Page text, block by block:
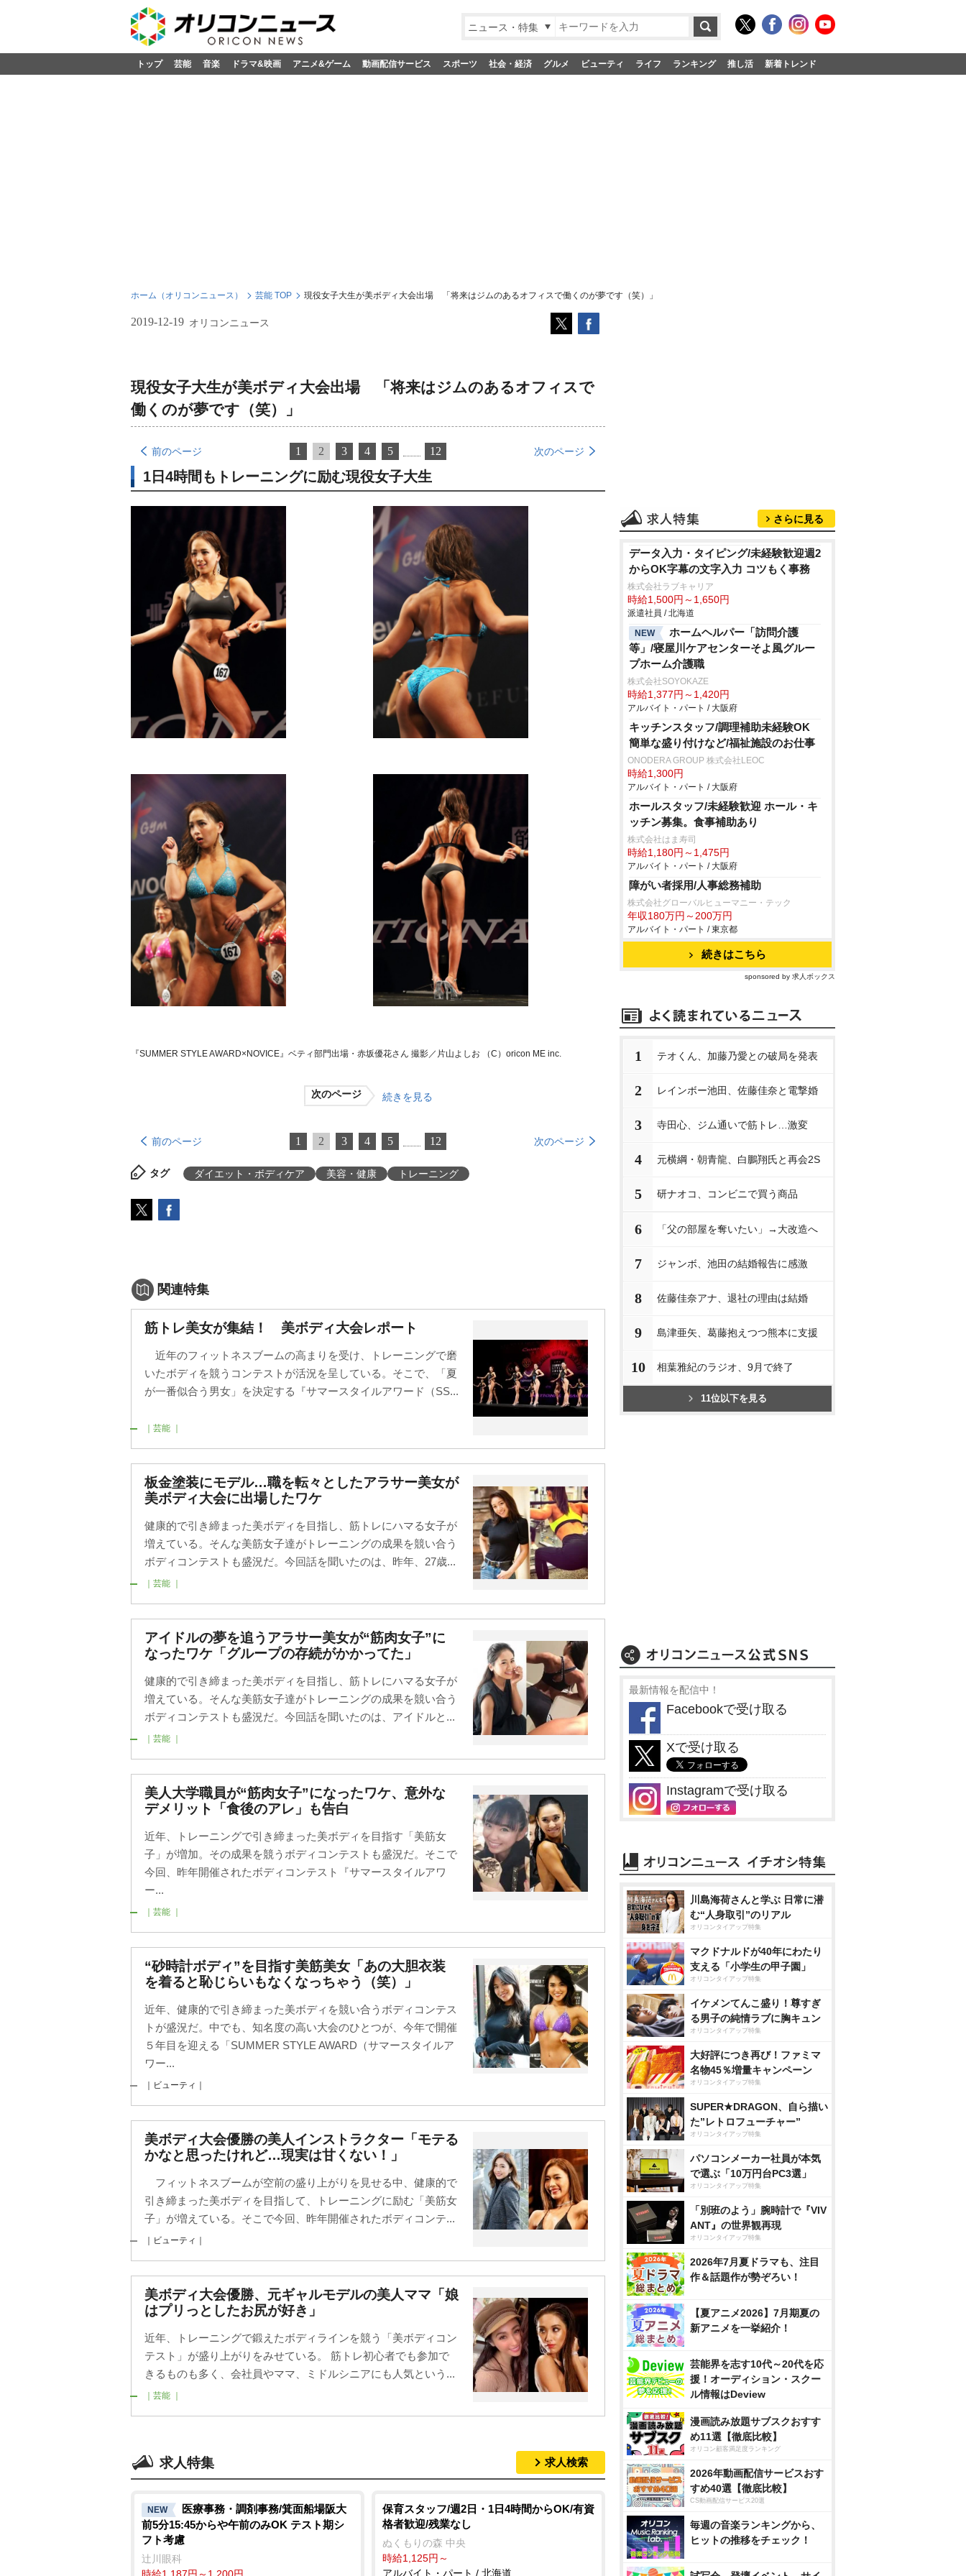
ニュース・特集
トップ 芸能 音楽 ドラマ&映画 アニメ&ゲーム 動画配信サービス スポーツ 社会・経済 グルメ ビューティ ライフ ランキング 推し活 新着トレンド
ホーム（オリコンニュース） 芸能 TOP 現役女子大生が美ボディ大会出場 「将来はジムのあるオフィスで働くのが夢です（笑）」
2019-12-19 オリコンニュース
現役女子大生が美ボディ大会出場 「将来はジムのあるオフィスで
働くのが夢です（笑）」
前のページ 1 2 3 4 5 12 次のページ
1日4時間もトレーニングに励む現役女子大生
『SUMMER STYLE AWARD×NOVICE』ベティ部門出場・赤坂優花さん 撮影／片山よしお （C）oricon ME inc.
次のページ 続きを見る
前のページ 1 2 3 4 5 12 次のページ
タグ ダイエット・ボディケア 美容・健康 トレーニング
関連特集
筋トレ美女が集結！ 美ボディ大会レポート
近年のフィットネスブームの高まりを受け、トレーニングで磨
いたボディを競うコンテストが活況を呈している。そこで、「夏
が一番似合う男女」を決定する『サマースタイルアワード（SS...
｜芸能 ｜
板金塗装にモデル…職を転々としたアラサー美女が
美ボディ大会に出場したワケ
健康的で引き締まった美ボディを目指し、筋トレにハマる女子が
増えている。そんな美筋女子達がトレーニングの成果を競い合う
ボディコンテストも盛況だ。今回話を聞いたのは、昨年、27歳...
｜芸能 ｜
アイドルの夢を追うアラサー美女が“筋肉女子”に
なったワケ「グループの存続がかかってた」
健康的で引き締まった美ボディを目指し、筋トレにハマる女子が
増えている。そんな美筋女子達がトレーニングの成果を競い合う
ボディコンテストも盛況だ。今回話を聞いたのは、アイドルと...
｜芸能 ｜
美人大学職員が“筋肉女子”になったワケ、意外な
デメリット「食後のアレ」も告白
近年、トレーニングで引き締まった美ボディを目指す「美筋女
子」が増加。その成果を競うボディコンテストも盛況だ。そこで
今回、昨年開催されたボディコンテスト『サマースタイルアワ
ー...
｜芸能 ｜
“砂時計ボディ”を目指す美筋美女「あの大胆衣装
を着ると恥じらいもなくなっちゃう（笑）」
近年、健康的で引き締まった美ボディを競い合うボディコンテス
トが盛況だ。中でも、知名度の高い大会のひとつが、今年で開催
５年目を迎える「SUMMER STYLE AWARD（サマースタイルア
ワー...
｜ビューティ｜
美ボディ大会優勝の美人インストラクター「モテる
かなと思ったけれど…現実は甘くない！」
フィットネスブームが空前の盛り上がりを見せる中、健康的で
引き締まった美ボディを目指して、トレーニングに励む「美筋女
子」が増えている。そこで今回、昨年開催されたボディコンテ...
｜ビューティ｜
美ボディ大会優勝、元ギャルモデルの美人ママ「娘
はプリっとしたお尻が好き」
近年、トレーニングで鍛えたボディラインを競う「美ボディコン
テスト」が盛り上がりをみせている。 筋トレ初心者でも参加で
きるものも多く、会社員やママ、ミドルシニアにも人気という...
｜芸能 ｜
求人特集 求人検索
NEW
医療事務・調剤事務/箕面船場阪大
前5分15:45からや午前のみOK テスト期シ
フト考慮
辻川眼科
保育スタッフ/週2日・1日4時間からOK/有資
格者歓迎/残業なし
ぬくもりの森 中央
時給1,125円～
アルバイト・パート / 北海道
さらに見る
データ入力・タイピング/未経験歓迎週2
からOK字幕の文字入力 コツもく事務
株式会社ラブキャリア
時給1,500円～1,650円
派遣社員 / 北海道
NEW
ホームヘルパー「訪問介護
等」/寝屋川ケアセンターそよ風グルー
プホーム介護職
株式会社SOYOKAZE
時給1,377円～1,420円
アルバイト・パート / 大阪府
キッチンスタッフ/調理補助未経験OK
簡単な盛り付けなど/福祉施設のお仕事
ONODERA GROUP 株式会社LEOC
時給1,300円
アルバイト・パート / 大阪府
ホールスタッフ/未経験歓迎 ホール・キ
ッチン募集。食事補助あり
株式会社はま寿司
時給1,180円～1,475円
アルバイト・パート / 大阪府
障がい者採用/人事総務補助
株式会社グローバルヒューマニー・テック
年収180万円～200万円
アルバイト・パート / 東京都
続きはこちら
sponsored by 求人ボックス
1 テオくん、加藤乃愛との破局を発表
2 レインボー池田、佐藤佳奈と電撃婚
3 寺田心、ジム通いで筋トレ…激変
4 元横綱・朝青龍、白鵬翔氏と再会2S
5 研ナオコ、コンビニで買う商品
6 「父の部屋を奪いたい」→大改造へ
7 ジャンボ、池田の結婚報告に感激
8 佐藤佳奈アナ、退社の理由は結婚
9 島津亜矢、葛藤抱えつつ熊本に支援
10 相葉雅紀のラジオ、9月で終了
11位以下を見る
最新情報を配信中！
Facebookで受け取る
Xで受け取る
Instagramで受け取る
川島海荷さんと学ぶ 日常に潜
む“人身取引”のリアル
オリコンタイアップ特集
マクドナルドが40年にわたり
支える「小学生の甲子園」
オリコンタイアップ特集
イケメンてんこ盛り！尊すぎ
る男子の純情ラブに胸キュン
オリコンタイアップ特集
大好評につき再び！ファミマ
名物45％増量キャンペーン
オリコンタイアップ特集
SUPER★DRAGON、自ら描い
た”レトロフューチャー”
オリコンタイアップ特集
パソコンメーカー社員が本気
で選ぶ「10万円台PC3選」
オリコンタイアップ特集
「別班のよう」腕時計で『VIV
ANT』の世界観再現
オリコンタイアップ特集
2026年7月夏ドラマも、注目
作＆話題作が勢ぞろい！
【夏アニメ2026】7月期夏の
新アニメを一挙紹介！
芸能界を志す10代～20代を応
援！オーディション・スクー
ル情報はDeview
漫画読み放題サブスクおすす
め11選【徹底比較】
オリコン顧客満足度ランキング
2026年動画配信サービスおす
すめ40選【徹底比較】
CS動画配信サービス20選
毎週の音楽ランキングから、
ヒットの推移をチェック！